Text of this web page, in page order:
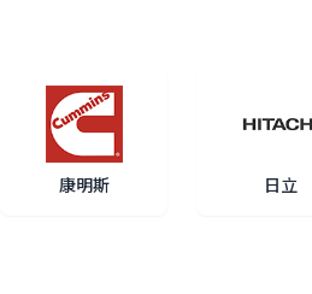
康明斯 日立